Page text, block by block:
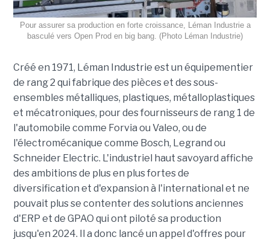
Pour assurer sa production en forte croissance, Léman Industrie a
basculé vers Open Prod en big bang. (Photo Léman Industrie)
Créé en 1971, Léman Industrie est un équipementier
de rang 2 qui fabrique des pièces et des sous-
ensembles métalliques, plastiques, métalloplastiques
et mécatroniques, pour des fournisseurs de rang 1 de
l'automobile comme Forvia ou Valeo, ou de
l'électromécanique comme Bosch, Legrand ou
Schneider Electric. L'industriel haut savoyard affiche
des ambitions de plus en plus fortes de
diversification et d'expansion à l'international et ne
pouvait plus se contenter des solutions anciennes
d'ERP et de GPAO qui ont piloté sa production
jusqu'en 2024. Il a donc lancé un appel d'offres pour